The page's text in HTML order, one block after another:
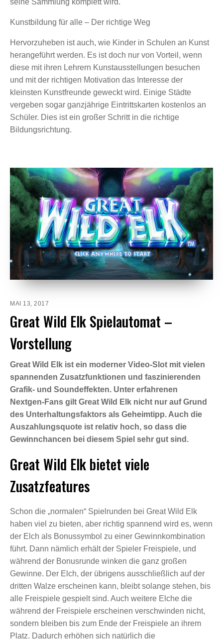
Kunstbildung für alle – Der richtige Weg
Hervorzuheben ist auch, wie Kinder in Schulen an Kunst
herangeführt werden. Es ist doch nur von Vorteil, wenn
diese mit ihren Lehrern Kunstausstellungen besuchen
und mit der richtigen Motivation das Interesse der
kleinsten Kunstfreunde geweckt wird. Einige Städte
vergeben sogar ganzjährige Eintrittskarten kostenlos an
Schüler. Dies ist ein großer Schritt in die richtige
Bildungsrichtung.
MAI 13, 2017
Great Wild Elk Spielautomat –
Vorstellung
Great Wild Elk ist ein moderner Video-Slot mit vielen
spannenden Zusatzfunktionen und faszinierenden
Grafik- und Soundeffekten. Unter erfahrenen
Nextgen-Fans gilt Great Wild Elk nicht nur auf Grund
des Unterhaltungsfaktors als Geheimtipp. Auch die
Auszahlungsquote ist relativ hoch, so dass die
Gewinnchancen bei diesem Spiel sehr gut sind.
Great Wild Elk bietet viele
Zusatzfeatures
Schon die „normalen“ Spielrunden bei Great Wild Elk
haben viel zu bieten, aber richtig spannend wird es, wenn
der Elch als Bonussymbol zu einer Gewinnkombination
führt. Dann nämlich erhält der Spieler Freispiele, und
während der Bonusrunde winken die ganz großen
Gewinne. Der Elch, der übrigens ausschließlich auf der
dritten Walze erscheinen kann, bleibt solange stehen, bis
alle Freispiele gespielt sind. Auch weitere Elche die
während der Freispiele erscheinen verschwinden nicht,
sondern bleiben bis zum Ende der Freispiele an ihrem
Platz. Dadurch erhöhen sich natürlich die